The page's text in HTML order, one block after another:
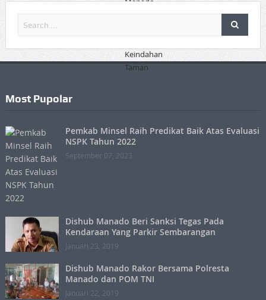
Most Pupolar
Pemkab Minsel Raih Predikat Baik Atas Evaluasi
NSPK Tahun 2022
September 07, 2023
Dishub Manado Beri Sanksi Tegas Pada
Kendaraan Yang Parkir Sembarangan
Januari 23, 2019
Dishub Manado Rakor Bersama Polresta
Manado dan POM TNI
Januari 22, 2019